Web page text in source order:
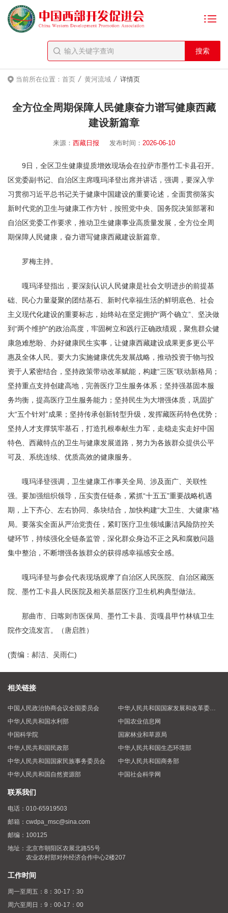
当前所在位置： 首页 / 黄河流域 / 详情页
全方位全周期保障人民健康奋力谱写健康西藏
建设新篇章
来源： 西藏日报 发布时间： 2026-06-10
9日，全区卫生健康提质增效现场会在拉萨市墨竹工卡县召开。
区党委副书记、自治区主席嘎玛泽登出席并讲话，强调，要深入学
习贯彻习近平总书记关于健康中国建设的重要论述，全面贯彻落实
新时代党的卫生与健康工作方针，按照党中央、国务院决策部署和
自治区党委工作要求，推动卫生健康事业高质量发展，全方位全周
期保障人民健康，奋力谱写健康西藏建设新篇章。
罗梅主持。
嘎玛泽登指出，要深刻认识人民健康是社会文明进步的前提基
础、民心力量凝聚的团结基石、新时代幸福生活的鲜明底色、社会
主义现代化建设的重要标志，始终站在坚定拥护“两个确立”、坚决做
到“两个维护”的政治高度，牢固树立和践行正确政绩观，聚焦群众健
康急难愁盼、办好健康民生实事，让健康西藏建设成果更多更公平
惠及全体人民。要大力实施健康优先发展战略，推动投资于物与投
资于人紧密结合，坚持政策带动改革赋能，构建“三医”联动新格局；
坚持重点支持创建高地，完善医疗卫生服务体系；坚持强基固本服
务均衡，提高医疗卫生服务能力；坚持民生为大增强体质，巩固扩
大“五个针对”成果；坚持传承创新转型升级，发挥藏医药特色优势；
坚持人才支撑筑牢基石，打造扎根奉献生力军，走稳走实走好中国
特色、西藏特点的卫生与健康发展道路，努力为各族群众提供公平
可及、系统连续、优质高效的健康服务。
嘎玛泽登强调，卫生健康工作事关全局、涉及面广、关联性
强。要加强组织领导，压实责任链条，紧抓“十五五”重要战略机遇
期，上下齐心、左右协同、条块结合，加快构建“大卫生、大健康”格
局。要落实全面从严治党责任，紧盯医疗卫生领域廉洁风险防控关
键环节，持续强化全链条监管，深化群众身边不正之风和腐败问题
集中整治，不断增强各族群众的获得感幸福感安全感。
嘎玛泽登与参会代表现场观摩了自治区人民医院、自治区藏医
院、墨竹工卡县人民医院及相关基层医疗卫生机构典型做法。
那曲市、日喀则市医保局、墨竹工卡县、贡嘎县甲竹林镇卫生
院作交流发言。（唐启胜）
(责编：郝洁、吴雨仁)
相关链接
中国人民政治协商会议全国委员会
中华人民共和国国家发展和改革委员会
中华人民共和国水利部
中国农业信息网
中国科学院
国家林业和草原局
中华人民共和国民政部
中华人民共和国生态环境部
中华人民共和国国家民族事务委员会
中华人民共和国商务部
中华人民共和国自然资源部
中国社会科学网
联系我们
电话： 010-65919503
邮箱： cwdpa_msc@sina.com
邮编： 100125
地址： 北京市朝阳区农展北路55号
农业农村部对外经济合作中心2楼207
工作时间
周一至周五：8：30-17：30
周六至周日：9：00-17：00